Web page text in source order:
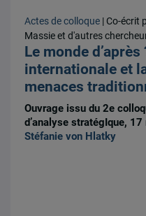
Actes de colloque | Co-écrit
Massie et d'autres
Le monde
internationale et
menaces
Ouvrage issu du 2e
d’analyse stratégIque,
Stéfanie von Hlatky